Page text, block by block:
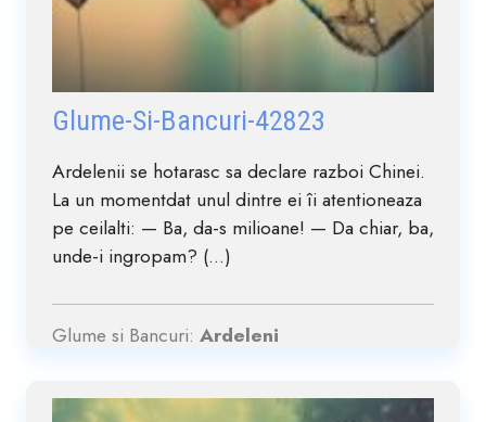
Glume-Si-Bancuri-42823
Ardelenii se hotarasc sa declare razboi Chinei.
La un momentdat unul dintre ei îi atentioneaza
pe ceilalti: — Ba, da-s milioane! — Da chiar, ba,
unde-i ingropam? (...)
Glume si Bancuri: Ardeleni